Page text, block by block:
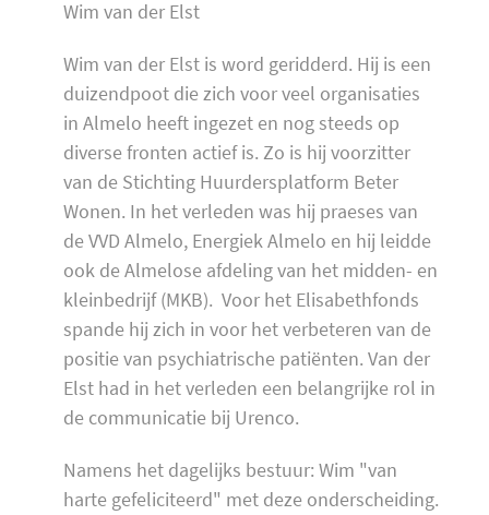
Wim van der Elst
Wim van der Elst is word geridderd. Hij is een
duizendpoot die zich voor veel organisaties
in Almelo heeft ingezet en nog steeds op
diverse fronten actief is. Zo is hij voorzitter
van de Stichting Huurdersplatform Beter
Wonen. In het verleden was hij praeses van
de VVD Almelo, Energiek Almelo en hij leidde
ook de Almelose afdeling van het midden- en
kleinbedrijf (MKB). Voor het Elisabethfonds
spande hij zich in voor het verbeteren van de
positie van psychiatrische patiënten. Van der
Elst had in het verleden een belangrijke rol in
de communicatie bij Urenco.
Namens het dagelijks bestuur: Wim "van
harte gefeliciteerd" met deze onderscheiding.